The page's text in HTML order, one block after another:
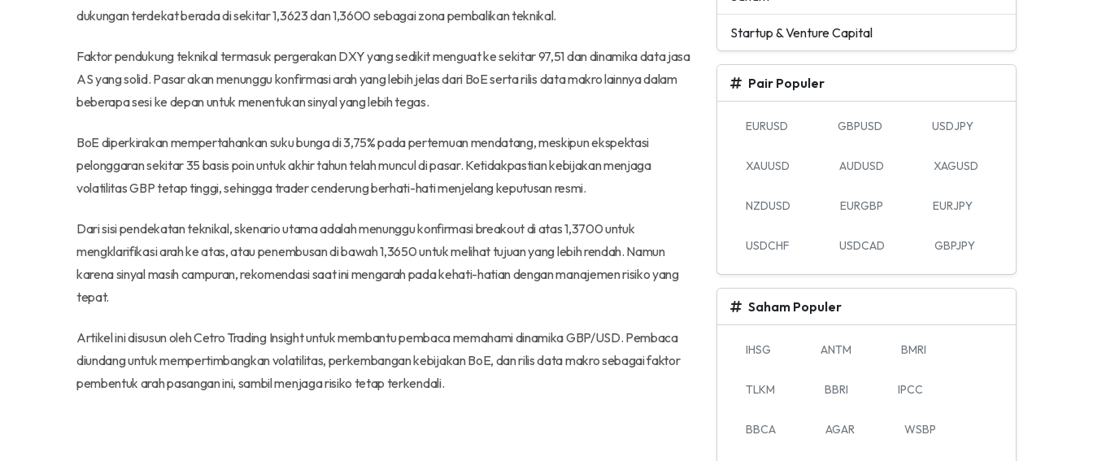
dukungan terdekat berada di sekitar 1,3623 dan 1,3600 sebagai zona pembalikan teknikal.
Faktor pendukung teknikal termasuk pergerakan DXY yang sedikit menguat ke sekitar 97,51 dan dinamika data jasa
AS yang solid. Pasar akan menunggu konfirmasi arah yang lebih jelas dari BoE serta rilis data makro lainnya dalam
beberapa sesi ke depan untuk menentukan sinyal yang lebih tegas.
BoE diperkirakan mempertahankan suku bunga di 3,75% pada pertemuan mendatang, meskipun ekspektasi
pelonggaran sekitar 35 basis poin untuk akhir tahun telah muncul di pasar. Ketidakpastian kebijakan menjaga
volatilitas GBP tetap tinggi, sehingga trader cenderung berhati-hati menjelang keputusan resmi.
Dari sisi pendekatan teknikal, skenario utama adalah menunggu konfirmasi breakout di atas 1,3700 untuk
mengklarifikasi arah ke atas, atau penembusan di bawah 1,3650 untuk melihat tujuan yang lebih rendah. Namun
karena sinyal masih campuran, rekomendasi saat ini mengarah pada kehati-hatian dengan manajemen risiko yang
tepat.
Artikel ini disusun oleh Cetro Trading Insight untuk membantu pembaca memahami dinamika GBP/USD. Pembaca
diundang untuk mempertimbangkan volatilitas, perkembangan kebijakan BoE, dan rilis data makro sebagai faktor
pembentuk arah pasangan ini, sambil menjaga risiko tetap terkendali.
Startup & Venture Capital
Pair Populer
EURUSD GBPUSD USDJPY
XAUUSD AUDUSD XAGUSD
NZDUSD EURGBP EURJPY
USDCHF USDCAD GBPJPY
Saham Populer
IHSG ANTM BMRI
TLKM BBRI IPCC
BBCA AGAR WSBP